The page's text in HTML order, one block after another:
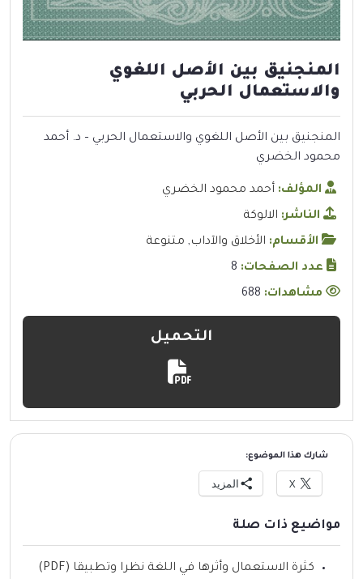
المنجنيق بين الأصل اللغوي
والاستعمال الحربي
المنجنيق بين الأصل اللغوي والاستعمال الحربي – د. أحمد
محمود الخضري
المؤلف: أحمد محمود الخضري
الناشر: الالوكة
الأقسام: الأخلاق والآداب, متنوعة
عدد الصفحات: 8
مشاهدات:
التحميل
شارك هذا الموضوع:
X المزيد
مواضيع ذات صلة
كثرة الاستعمال وأثرها في اللغة نظرا وتطبيقا (PDF)